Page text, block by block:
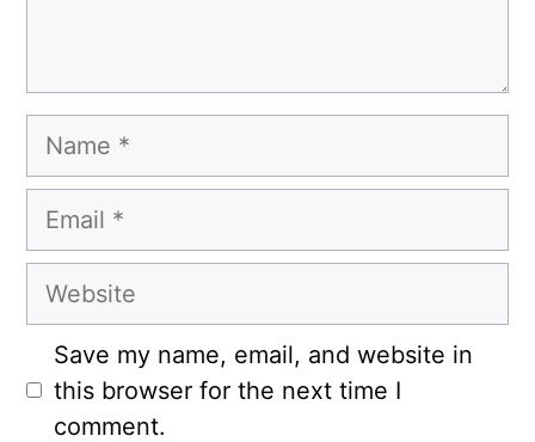
Name
Email
Website
Save my name, email, and website in
this browser for the next time I
comment.